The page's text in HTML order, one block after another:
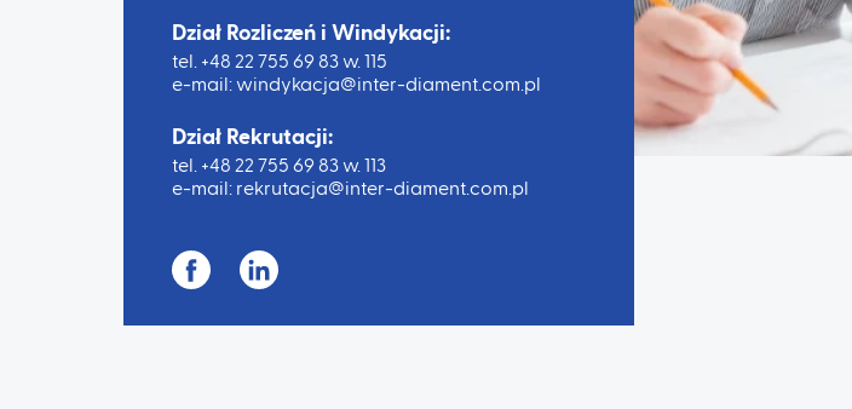
Dział Rozliczeń i Windykacji:
tel. +48 22 755 69 83 w. 115
e-mail:windykacja@inter-diament.com.pl
Dział Rekrutacji:
tel. +48 22 755 69 83 w. 113
e-mail: rekrutacja@inter-diament.com.pl